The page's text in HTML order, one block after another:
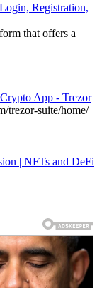
Registration,
that offers a
App - Trezor
trezor-suite/home/
| NFTs and DeFi